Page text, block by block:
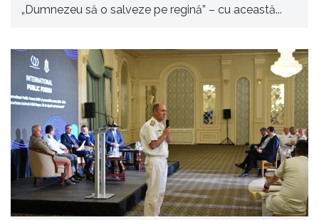
„Dumnezeu să o salveze pe regină” – cu această...